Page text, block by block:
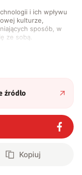
i ich wpływu
kulturze,
sposób, w
ze sobą.
między rozwojem
W wolnych
źródło
Kopiuj